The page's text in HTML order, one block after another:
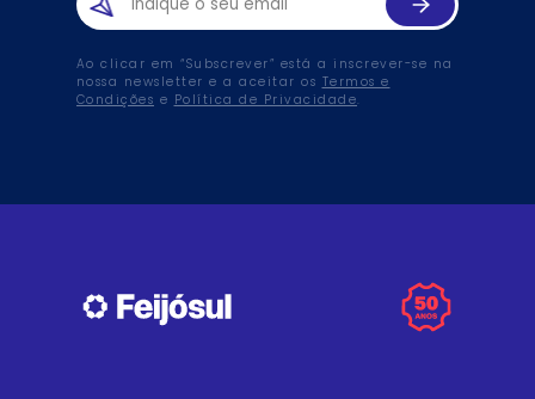
Ao clicar em “Subscrever” está a inscrever-se na
nossa newsletter e a aceitar os Termos e
Condições e Política de Privacidade.